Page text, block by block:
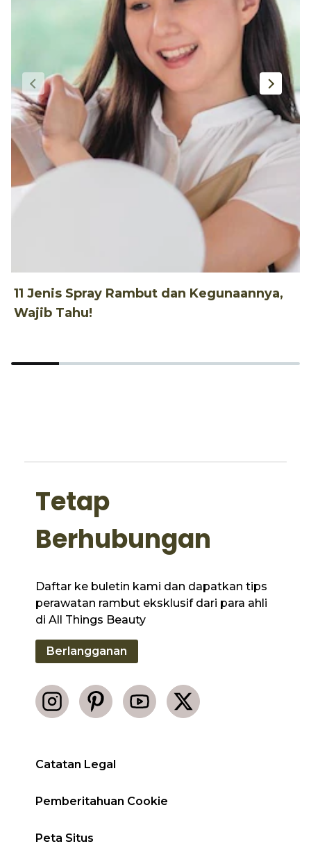
11 Jenis Spray Rambut dan Kegunaannya,
Wajib Tahu!
Catatan Legal
Pemberitahuan Cookie
Peta Situs
Tetap
Berhubungan
Daftar ke buletin kami dan dapatkan tips
perawatan rambut eksklusif dari para ahli
di All Things Beauty
Berlangganan